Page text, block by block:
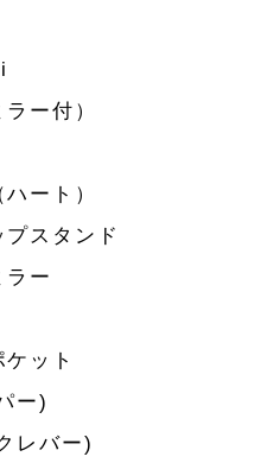
ー付）
ート）
スタンド
ラー
ット
ー)
レバー)